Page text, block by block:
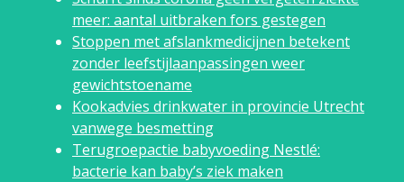
meer: aantal uitbraken fors gestegen
Stoppen met afslankmedicijnen betekent
zonder leefstijlaanpassingen weer
gewichtstoename
Kookadvies drinkwater in provincie Utrecht
vanwege besmetting
Terugroepactie babyvoeding Nestlé:
bacterie kan baby’s ziek maken